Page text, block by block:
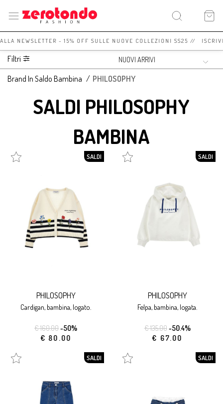
NEWSLETTER - 15% OFF SULLE NUOVE COLLEZIONI SS25 //
Filtri
Brand In Saldo Bambina / PHILOSOPHY
SALDI PHILOSOPHY
BAMBINA
SALDI
PHILOSOPHY
cardigan, bambina, logato.
€ 160.00-50%
€ 80.00
SALDI
PHILOSOPHY
felpa, bambina, logata.
€ 135.00-50.4%
€ 67.00
SALDI SALDI